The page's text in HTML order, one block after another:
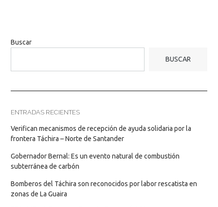
Buscar
BUSCAR
ENTRADAS RECIENTES
Verifican mecanismos de recepción de ayuda solidaria por la
frontera Táchira – Norte de Santander
Gobernador Bernal: Es un evento natural de combustión
subterránea de carbón
Bomberos del Táchira son reconocidos por labor rescatista en
zonas de La Guaira